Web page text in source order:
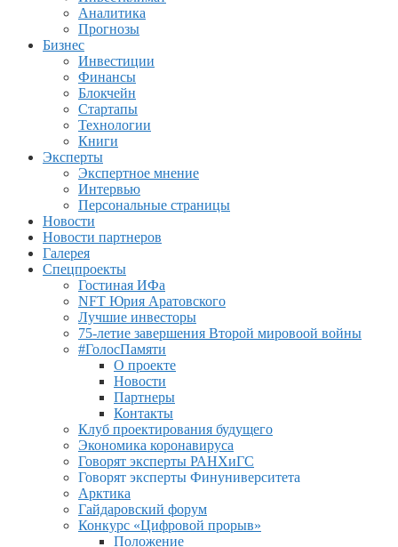
Аналитика
Прогнозы
Бизнес
Инвестиции
Финансы
Блокчейн
Стартапы
Технологии
Книги
Эксперты
Экспертное мнение
Интервью
Персональные страницы
Новости
Новости партнеров
Галерея
Спецпроекты
Гостиная ИФа
NFT Юрия Аратовского
Лучшие инвесторы
75-летие завершения Второй мировоой войны
#ГолосПамяти
О проекте
Новости
Партнеры
Контакты
Клуб проектирования будущего
Экономика коронавируса
Говорят эксперты РАНХиГС
Говорят эксперты Финуниверситета
Арктика
Гайдаровский форум
Конкурс «Цифровой прорыв»
Положение